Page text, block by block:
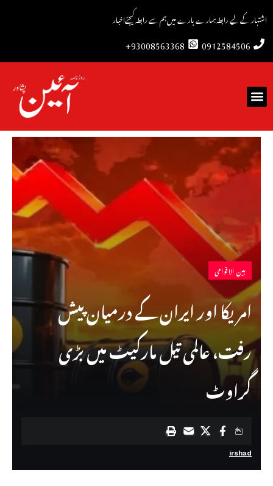
اشتہار کے لیے رابطہہمارے بارے میںہم سے رابطہ کیجئےاخبار
0912584506
93008563368+
بین الاقوامی
امریکا اور ایران کے درمیان پیش
رفت، عالمی تیل مارکیٹ میں بڑی
گراوٹ
irshad